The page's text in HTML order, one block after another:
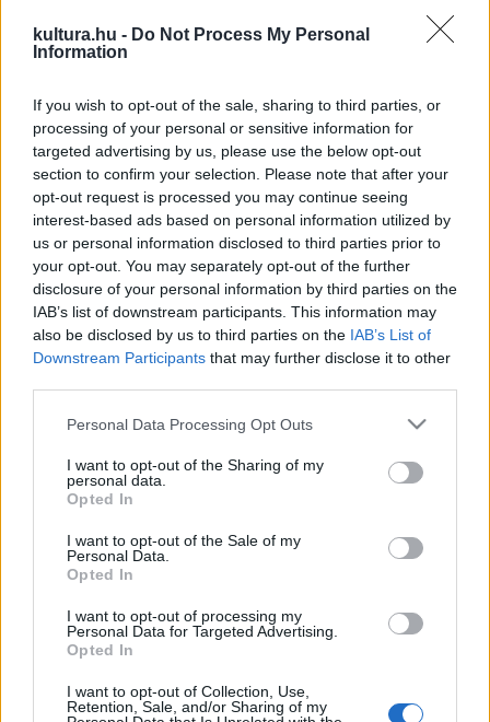
kultura.hu - Do Not Process My Personal
Information
If you wish to opt-out of the sale, sharing to third parties, or
processing of your personal or sensitive information for
targeted advertising by us, please use the below opt-out
section to confirm your selection. Please note that after your
opt-out request is processed you may continue seeing
interest-based ads based on personal information utilized by
us or personal information disclosed to third parties prior to
your opt-out. You may separately opt-out of the further
disclosure of your personal information by third parties on the
IAB’s list of downstream participants. This information may
also be disclosed by us to third parties on the IAB’s List of
Downstream Participants that may further disclose it to other
Please note that this website/app uses one or more Google
not limited to your visit or usage behaviour. You may click to
grant or deny consent to Google and its third-party tags to
use your data for below specified purposes in below Google
consent section.
Personal Data Processing Opt Outs
I want to opt-out of the Sharing of my
personal data.
Opted In
I want to opt-out of the Sale of my
Personal Data.
Opted In
I want to opt-out of processing my
Personal Data for Targeted Advertising.
Opted In
I want to opt-out of Collection, Use,
Retention, Sale, and/or Sharing of my
szóló Köszönöm című számuk videóklipje készült el nem
rég. Hat év után először forgattak, a felvételeken azonban
most sem szerepelnek sokat. Az idősebb önmagukat
színészek alakítják: Misát például Csuja Imre, Misit pedig
Nyáry Oszkár öregbíti.
A jókedvű csapat 15 éve játszik együtt, néhány évet várniuk
kellett első lemezük kiadására. A négy után megszülető
Hangolj át című lemez sem hozta meg azonban a várva várt
minden változott: díjak és egy tehetségkutatós siker után
ma már mindenki ismeri a Vidéki sanzont, a Pálinka dalt, vagy
a Színezd újra című nótákat.
Tovább nehezíti helyzetüket, hogy míg Misi Budapesten él, a